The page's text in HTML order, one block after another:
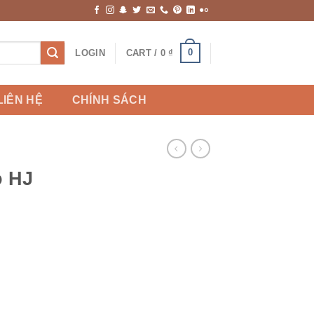
LOGIN CART / 0 ₫ 0
HỆ CHÍNH SÁCH
HJ